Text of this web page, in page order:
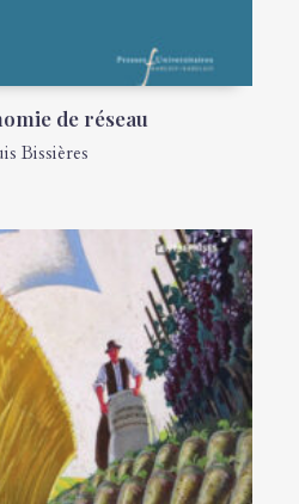
de réseau
Bissières